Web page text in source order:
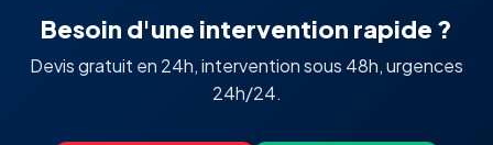
Besoin d'une intervention rapide ?
Devis gratuit en 24h, intervention sous 48h, urgences
24h/24.